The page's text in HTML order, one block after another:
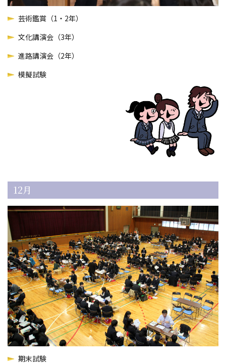
芸術鑑賞（1・2年）
文化講演会（3年）
進路講演会（2年）
模擬試験
12月
期末試験